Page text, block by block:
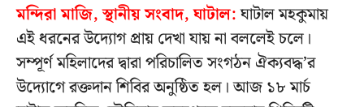
মন্দিরা মাজি, স্থানীয় সংবাদ, ঘাটাল:ঘাটাল মহকুমায়
এই ধরনের উদ্যোগ প্রায় দেখা যায় না বললেই চলে।
সম্পূর্ণ মহিলাদের দ্বারা পরিচালিত সংগঠন ঐক্যবদ্ধ’র
উদ্যোগে রক্তদান শিবির অনুষ্ঠিত হল। আজ ১৮ মার্চ